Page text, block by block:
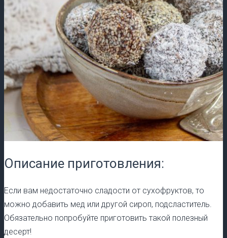
Описание приготовления:
Если вам недостаточно сладости от сухофруктов, то
можно добавить мед или другой сироп, подсластитель.
Обязательно попробуйте приготовить такой полезный
десерт!